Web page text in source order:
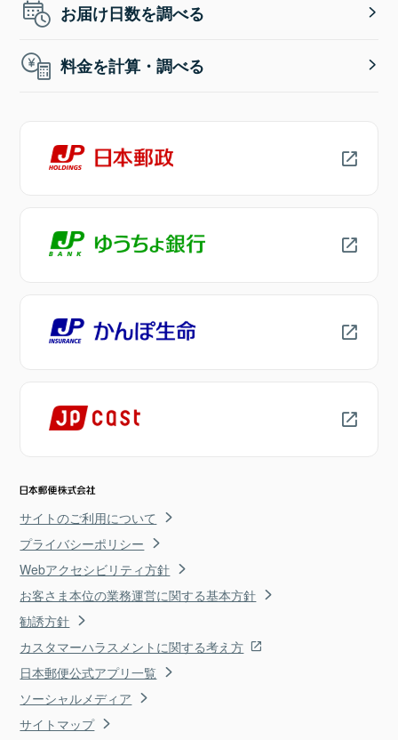
お届け日数を調べる
料金を計算・調べる
サイトのご利用について
プライバシーポリシー
Webアクセシビリティ方針
お客さま本位の業務運営に関する基本方針
勧誘方針
カスタマーハラスメントに関する考え方
日本郵便公式アプリ一覧
ソーシャルメディア
サイトマップ